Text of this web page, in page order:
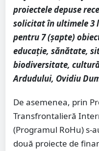
proiectele depuse
solicitat în ultimele 3
pentru 7 (șapte)
educație, sănătate,
biodiversitate,
Ardudului, Ovidiu
De asemenea, prin
Transfrontalieră
(Programul RoHu) s-
două proiecte de